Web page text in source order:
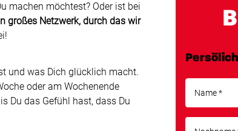
machen möchtest? Oder ist bei
großes Netzwerk, durch das wir
und was Dich glücklich macht.
oder am Wochenende
Du das Gefühl hast, dass Du